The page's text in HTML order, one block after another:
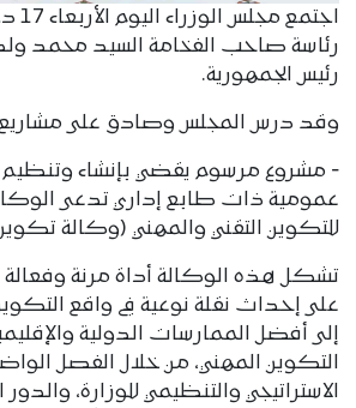
رئاسة صاحب الفخامة السيد محمد ولد
رئيس الجمهورية.
وقد درس المجلس وصادق على مشاريع
‐ مشروع مرسوم يقضي بإنشاء
عمومية ذات طابع إداري تدعى
للتكوين التقني والمهني (وكالة
تشكل هذه الوكالة أداة مرنة
على إحداث نقلة نوعية في واقع
إلى أفضل الممارسات الدولية
التكوين المهني، من خلال الفصل
الاستراتيجي والتنظيمي للوزارة، والدور